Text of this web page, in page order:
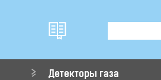
Детекторы газа